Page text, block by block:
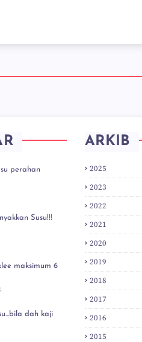
perahan
Susu!!!
maksimum 6
dah kaji
ARKIB
2025
2023
2022
2021
2020
2019
2018
2017
2016
2015